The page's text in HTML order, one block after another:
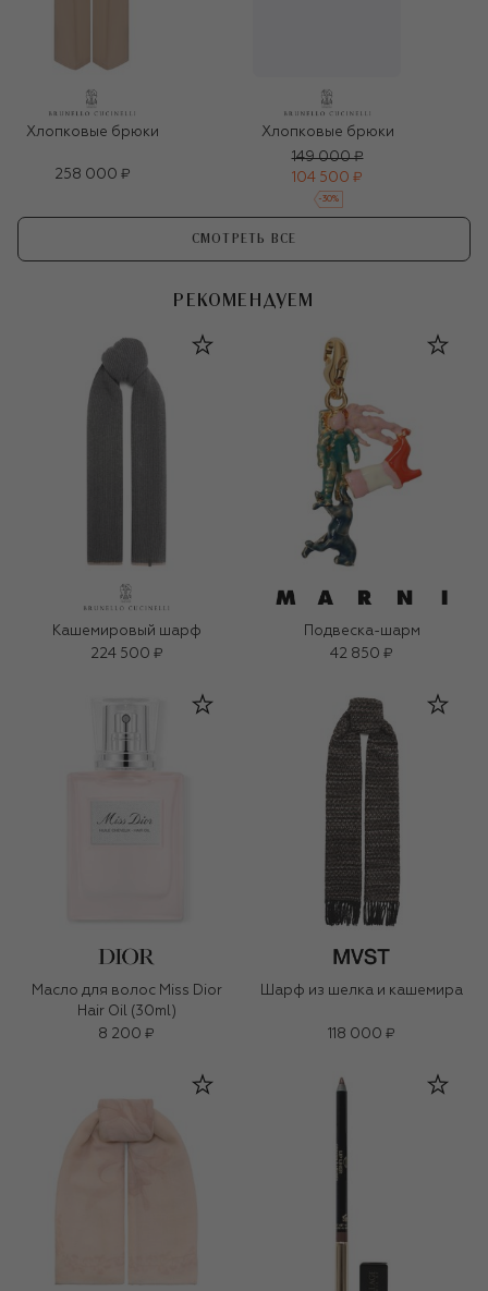
Хлопковые брюки
258 000 ₽
Хлопковые брюки
149 000 ₽
104 500 ₽
-30%
СМОТРЕТЬ ВСЕ
РЕКОМЕНДУЕМ
Кашемировый шарф
224 500 ₽
Подвеска-шарм
42 850 ₽
Масло для волос Miss Dior
Hair Oil (30ml)
8 200 ₽
Шарф из шелка и кашемира
118 000 ₽